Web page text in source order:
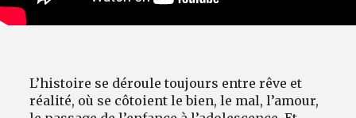
L’histoire se déroule toujours entre rêve et
réalité, où se côtoient le bien, le mal, l’amour,